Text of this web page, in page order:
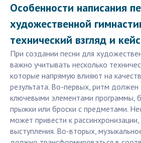
Особенности написания
художественной
технический взгляд и
При создании песни для
важно учитывать несколько
которые напрямую влияют на
результата. Во-первых, ритм
ключевыми элементами программы,
прыжки или броски с предметами.
может привести к
выступления. Во-вторых,